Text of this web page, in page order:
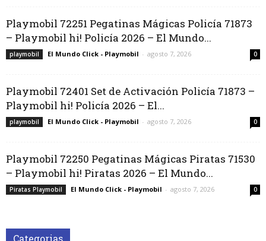
Playmobil 72251 Pegatinas Mágicas Policía 71873
– Playmobil hi! Policía 2026 – El Mundo...
playmobil El Mundo Click - Playmobil - agosto 7, 2026 0
Playmobil 72401 Set de Activación Policía 71873 –
Playmobil hi! Policía 2026 – El...
playmobil El Mundo Click - Playmobil - agosto 7, 2026 0
Playmobil 72250 Pegatinas Mágicas Piratas 71530
– Playmobil hi! Piratas 2026 – El Mundo...
Piratas Playmobil El Mundo Click - Playmobil - agosto 7, 2026 0
Categorias